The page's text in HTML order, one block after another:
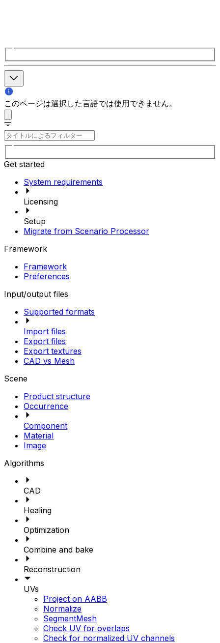
このページは選択した言語では使用できません。
Get started
System requirements
Licensing
Setup
Migrate from Scenario Processor
Framework
Framework
Preferences
Input/output files
Supported formats
Import files
Export files
Export textures
CAD vs Mesh
Scene
Product structure
Occurrence
Component
Material
Image
Algorithms
CAD
Healing
Optimization
Combine and bake
Reconstruction
UVs
Project on AABB
Normalize
SegmentMesh
Check UV for overlaps
Check for normalized UV channels